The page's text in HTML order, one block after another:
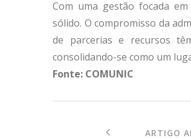
Com uma gestão focada
sólido. O compromisso da
de parcerias e recursos
consolidando-se como um
Fonte: COMUNIC
ARTIGO